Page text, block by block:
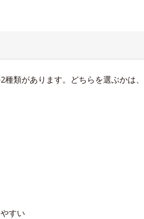
類があります。どちらを選ぶかは
すい